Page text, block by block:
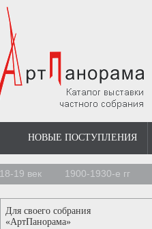
НОВЫЕ ПОСТУПЛЕНИЯ
18-19 век 1900-1930-е гг
Для своего собрания
«АртПанорама»